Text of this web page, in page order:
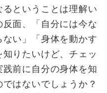
るということは理解い
面、「自分には今な
い」「身体を動かす
知りたいけど、チェッ
前に自分の身体を知
はないでしょうか？